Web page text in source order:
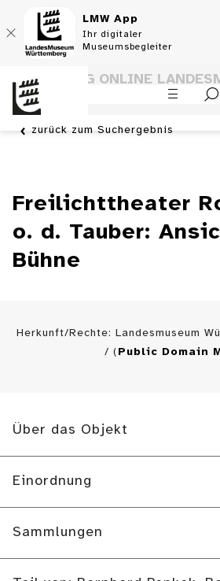
LMW App
Ihr digitaler
Museumsbegleiter
SAMMLUNG ONLINE
WÜRTTEMBERG
zurück zum Suchergebnis
Freilichttheater
o. d. Tauber:
Bühne
Herkunft/Rechte: Landesmuseum
/ ( Public Domain
Über das Objekt
Einordnung
Sammlungen